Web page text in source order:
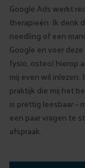
Google Ads werkt
therapieën: Ik denk
needling of een
Google en voer
fysio, osteo) hierop
mij even wil
praktijk die mij het
is prettig leesbaar –
een paar vragen te
afspraak.